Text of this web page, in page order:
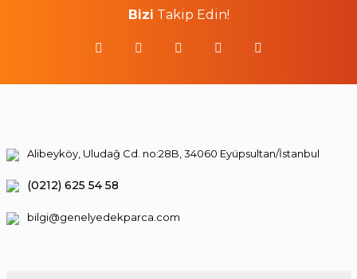
Bizi Takip Edin!
Alibeyköy, Uludağ Cd. no:28B, 34060 Eyüpsultan/İstanbul
(0212) 625 54 58
bilgi@genelyedekparca.com